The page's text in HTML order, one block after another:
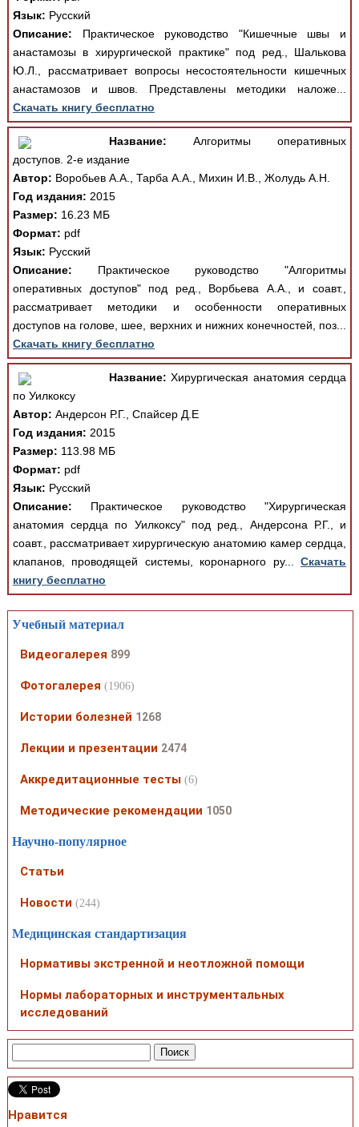
Язык: Русский
Описание: Практическое руководство "Кишечные швы и
анастамозы в хирургической практике" под ред., Шалькова
Ю.Л., рассматривает вопросы несостоятельности кишечных
анастамозов и швов. Представлены методики наложе...
Скачать книгу бесплатно
Название: Алгоритмы оперативных
доступов. 2-е издание
Автор: Воробьев А.А., Тарба А.А., Михин И.В., Жолудь А.Н.
Год издания: 2015
Размер: 16.23 МБ
Формат: pdf
Язык: Русский
Описание: Практическое руководство "Алгоритмы
оперативных доступов" под ред., Ворбьева А.А., и соавт.,
рассматривает методики и особенности оперативных
доступов на голове, шее, верхних и нижних конечностей, поз...
Скачать книгу бесплатно
Название: Хирургическая анатомия сердца
по Уилкоксу
Автор: Андерсон Р.Г., Спайсер Д.Е
Год издания: 2015
Размер: 113.98 МБ
Формат: pdf
Язык: Русский
Описание: Практическое руководство "Хирургическая
анатомия сердца по Уилкоксу" под ред., Андерсона Р.Г., и
соавт., рассматривает хирургическую анатомию камер сердца,
клапанов, проводящей системы, коронарного ру...Скачать
книгу бесплатно
Учебный материал
Видеогалерея 899
Фотогалерея (1906)
Истории болезней 1268
Лекции и презентации 2474
Аккредитационные тесты (6)
Методические рекомендации 1050
Научно-популярное
Статьи
Новости (244)
Медицинская стандартизация
Нормативы экстренной и неотложной помощи
Нормы лабораторных и инструментальных
исследований
Нравится